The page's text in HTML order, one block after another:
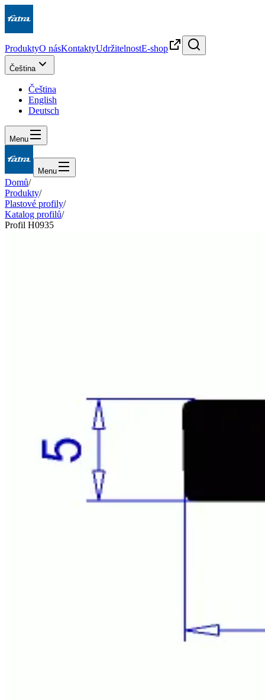
ProduktyO násKontaktyUdržitelnostE-shop
Čeština
Čeština
English
Deutsch
Menu
Menu
Domů/
Produkty/
Plastové profily/
Katalog profilů/
Profil H0935